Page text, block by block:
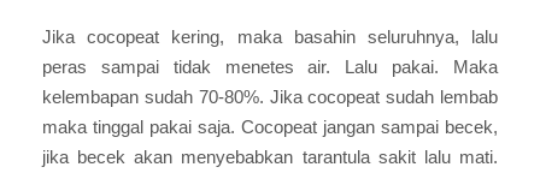
Jika cocopeat kering, maka basahin seluruhnya, lalu
peras sampai tidak menetes air. Lalu pakai. Maka
kelembapan sudah 70-80%. Jika cocopeat sudah lembab
maka tinggal pakai saja. Cocopeat jangan sampai becek,
jika becek akan menyebabkan tarantula sakit lalu mati.